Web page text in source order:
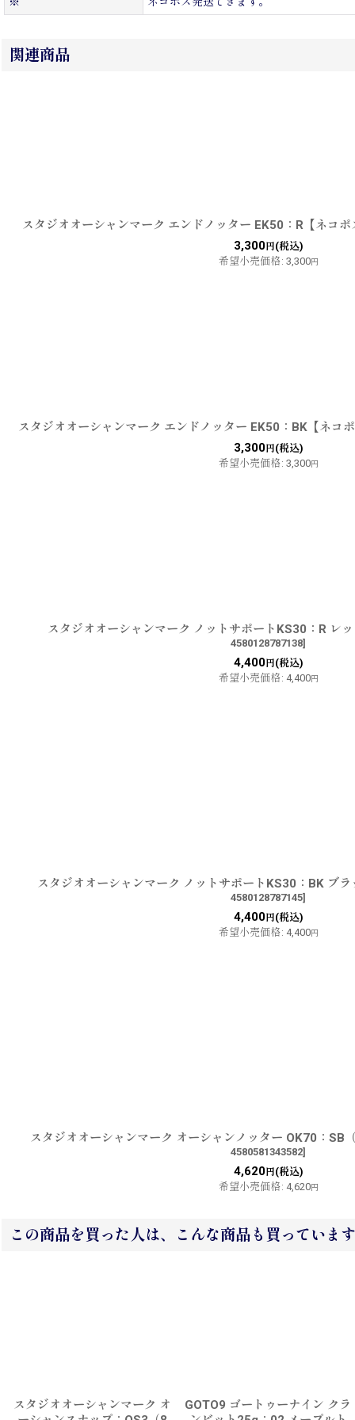
関連商品
スタジオオーシャンマーク エンドノッター EK50：R【ネコポ
3,300円(税込)
希望小売価格: 3,300円
スタジオオーシャンマーク エンドノッター EK50：BK【ネコ
3,300円(税込)
希望小売価格: 3,300円
スタジオオーシャンマーク ノットサポートKS30：R レ
4580128787138]
4,400円(税込)
希望小売価格: 4,400円
スタジオオーシャンマーク ノットサポートKS30：BK ブ
4580128787145]
4,400円(税込)
希望小売価格: 4,400円
スタジオオーシャンマーク オーシャンノッター OK70：SB
4580581343582]
4,620円(税込)
希望小売価格: 4,620円
この商品を買った人は、こんな商品も買っています
スタジオオーシャンマーク オ
GOTO9 ゴートゥーナイン クラ